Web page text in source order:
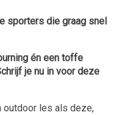
sporters die graag snel
én een toffe
je nu in voor deze
outdoor les als deze,